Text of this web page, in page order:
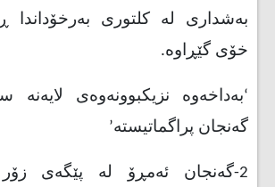
بەشداری لە کلتوری بەرخۆداندا
خۆی گێڕاوە.
‘بەداخەوە نزیکبوونەوەی لایەنە
گەنجان پراگماتیستە’
2
-گەنجان ئەمڕۆ لە پێگەی